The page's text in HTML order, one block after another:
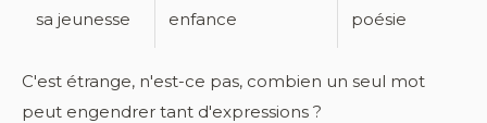
sa jeunesse
enfance
poésie
C'est étrange, n'est-ce pas, combien un seul mot
peut engendrer tant d'expressions ?